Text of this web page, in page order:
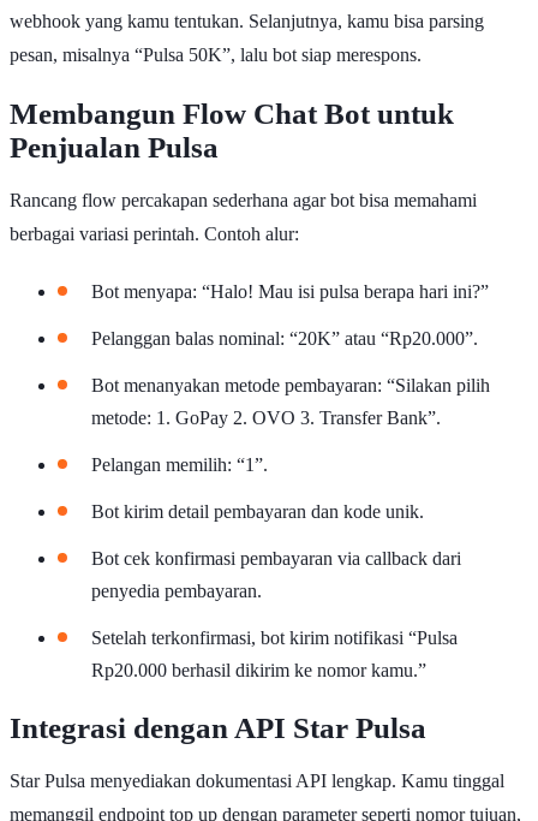
webhook yang kamu tentukan. Selanjutnya, kamu bisa parsing
pesan, misalnya “Pulsa 50K”, lalu bot siap merespons.
Membangun Flow Chat Bot untuk
Penjualan Pulsa
Rancang flow percakapan sederhana agar bot bisa memahami
berbagai variasi perintah. Contoh alur:
Bot menyapa: “Halo! Mau isi pulsa berapa hari ini?”
Pelanggan balas nominal: “20K” atau “Rp20.000”.
Bot menanyakan metode pembayaran: “Silakan pilih
metode: 1. GoPay 2. OVO 3. Transfer Bank”.
Pelangan memilih: “1”.
Bot kirim detail pembayaran dan kode unik.
Bot cek konfirmasi pembayaran via callback dari
penyedia pembayaran.
Setelah terkonfirmasi, bot kirim notifikasi “Pulsa
Rp20.000 berhasil dikirim ke nomor kamu.”
Integrasi dengan API Star Pulsa
Star Pulsa menyediakan dokumentasi API lengkap. Kamu tinggal
memanggil endpoint top up dengan parameter seperti nomor tujuan,